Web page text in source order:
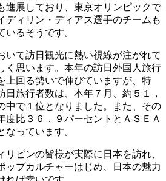
進展しており、東京オリンピックで
ディリン・ディアス選手のチームも
いるそうです。
て訪日観光に熱い視線が注がれて
く思います。本年の訪日外国人旅行
上回る勢いで伸びていますが、特
日旅行者数は、本年７月、約５１，
中で１位となりました。また、その
度比３６．９パーセントとＡＳＥＡ
なっています。
ピンの皆様が実際に日本を訪れ、
ップカルチャーはじめ、日本の魅力